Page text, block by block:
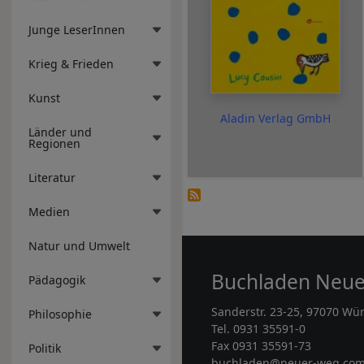
Junge LeserInnen
Krieg & Frieden
Kunst
Länder und
Regionen
Literatur
Medien
Natur und Umwelt
Pädagogik
Philosophie
Politik
Aladin Verlag GmbH
Buchladen
Sanderstr. 23-25, 97070
Tel. 0931 35591-0
Fax 0931 35591-73